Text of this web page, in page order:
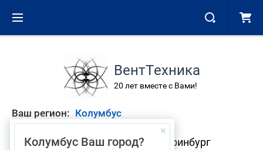
ВентТехника
20 лет вместе с Вами!
Ваш регион: Колумбус
Колумбус Ваш город?
+7 (343) 268-01-08 Екатеринбург